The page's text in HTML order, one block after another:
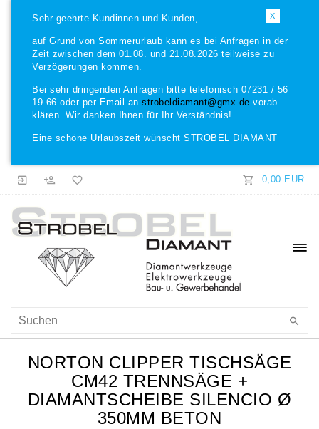
X
Sehr geehrte Kundinnen und Kunden,
auf Grund von Sommerurlaub kann es bei Anfragen in der
Zeit zwischen dem 01.08. und 21.08.2026 teilweise zu
Verzögerungen kommen.
Bei sehr dringenden Anfragen bitte telefonisch 07231 / 56
19 66 oder per Email an strobeldiamant@gmx.de vorab
klären. Wir danken Ihnen für Ihr Verständnis!
Eine schöne Urlaubszeit wünscht STROBEL DIAMANT
0,00 EUR
NORTON CLIPPER TISCHSÄGE
CM42 TRENNSÄGE +
DIAMANTSCHEIBE SILENCIO Ø
350MM BETON